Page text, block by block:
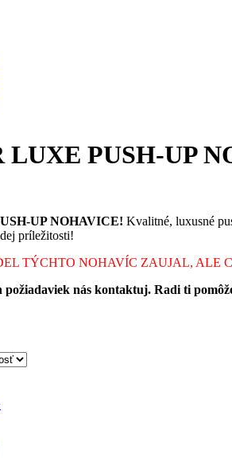
LUXE PUSH-UP
UP NOHAVICE! Kvalitné, luxusné
príležitosti!
TÝCHTO NOHAVÍC ZAUJAL,
požiadaviek nás kontaktuj. Radi ti